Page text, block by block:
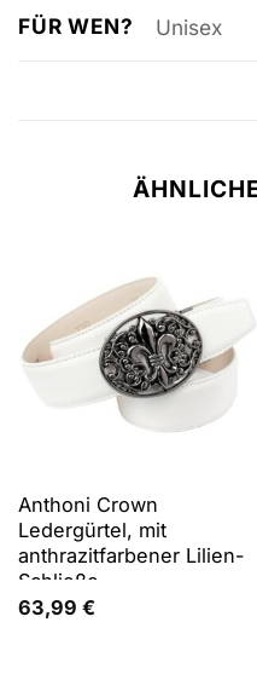
FÜR WEN? Unisex
Anthoni Crown
Ledergürtel, mit
anthrazitfarbener Lilien-
Schließe
63,99 €